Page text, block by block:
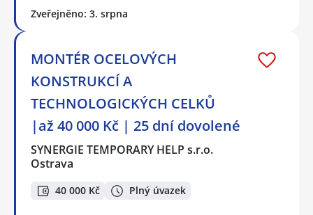
Zveřejněno: 3. srpna
MONTÉR OCELOVÝCH
KONSTRUKCÍ A
TECHNOLOGICKÝCH CELKŮ
|až 40 000 Kč | 25 dní dovolené
SYNERGIE TEMPORARY HELP s.r.o.
Ostrava
40 000 Kč Plný úvazek